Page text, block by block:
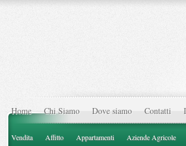
Home Chi Siamo Dove siamo Contatti
Vendita Affitto Appartamenti Aziende Agricole